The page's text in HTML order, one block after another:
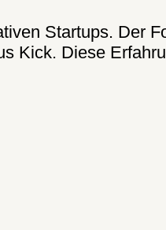
Startups. Der
Kick. Diese